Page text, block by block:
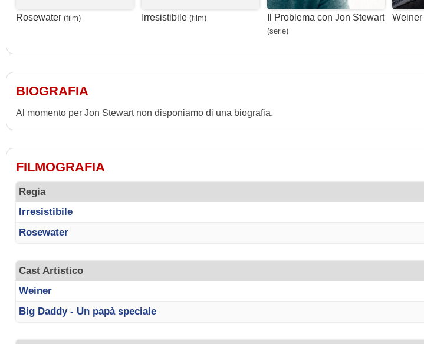
Rosewater (film) Irresistibile (film) Il Problema con Jon Stewart
(serie)
Weiner
BIOGRAFIA
Al momento per Jon Stewart non disponiamo di una biografia.
FILMOGRAFIA
Regia
Irresistibile
Rosewater
Cast Artistico
Weiner
Big Daddy - Un papà speciale